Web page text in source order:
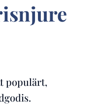
populärt,